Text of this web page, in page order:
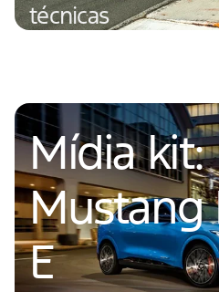
técnicas
Mídia kit:
Mustang
E